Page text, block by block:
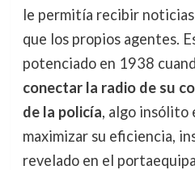
le permitía recibir noticias
que los propios agentes.
potenciado en 1938
conectar la radio de su
de la policía, algo insólito
maximizar su eficiencia,
revelado en el